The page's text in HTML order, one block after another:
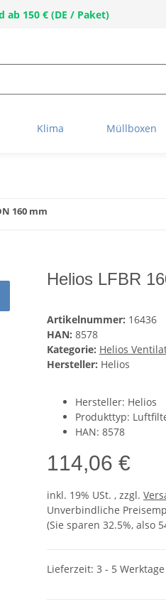
ab 150 € (DE / Paket)
Klima Müllboxen
160 mm
Helios LFBR
Artikelnummer: 16436
HAN: 8578
Kategorie: Helios
Hersteller: Helios
Hersteller: Helios
Produkttyp:
HAN: 8578
114,06 €
inkl. 19% USt. , zzgl.
Unverbindliche
(Sie sparen 32.5%, also
Lieferzeit: 3 - 5 Werktage